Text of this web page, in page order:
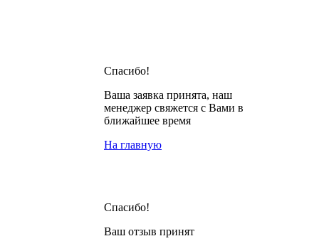
Спасибо!
Ваша заявка принята, наш
менеджер свяжется с Вами в
ближайшее время
На главную
Спасибо!
Ваш отзыв принят